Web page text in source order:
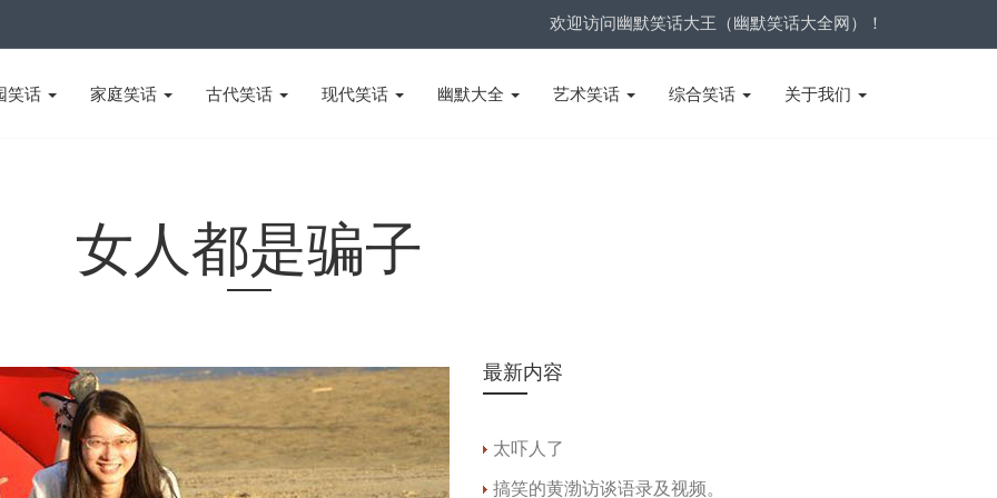
欢迎访问幽默笑话大王（幽默笑话大全网）！
笑话 家庭笑话 古代笑话 现代笑话 幽默大全 艺术笑话 综合笑话 关于我们
女人都是骗子
最新内容
太吓人了
搞笑的黄渤访谈语录及视频。